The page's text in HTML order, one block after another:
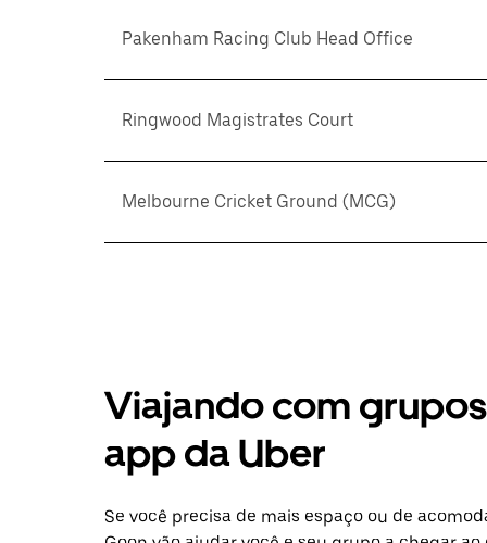
Pakenham Racing Club Head Office
Ringwood Magistrates Court
Melbourne Cricket Ground (MCG)
Viajando com
app da Uber
Se você precisa de mais espaço ou de